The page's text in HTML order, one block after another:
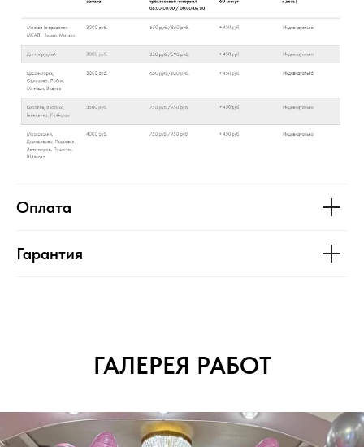
Оплата
Гарантия
ГАЛЕРЕЯ РАБОТ